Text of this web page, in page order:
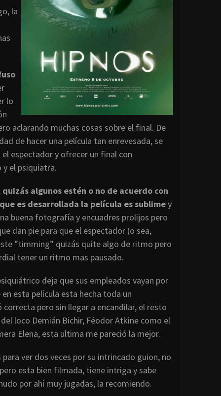
la
lo
aclarando muchas cosas sobre el final. De
de hacer una película tan enrevesada, se
espectador y ofrecer un final con
el psiquiatra.
quizás algunos estén o no de acuerdo con
es desarrollada la película es sublimey
buena fotografía y encuadres prolijos pero
dan pie para que el espectador (o sea,
”timming” quizás quite algo de ritmo pero
tener un ritmo mas pausado.
deja que sus empleados vayan por
esta película esta hecha toda un
pero sin llegar a encandilar, el resto
loco Demián Bichir, Féodor Atkine como el
Elena, esta ultima me pareció la mejor.
ver dos veces por su intrincado guion, no
esta bien filmada, tiene intriga y sabe
por ahí muy jugadas, la recomiendo.